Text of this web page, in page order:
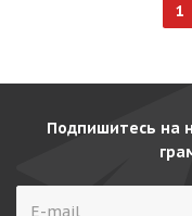
1
Подпишитесь на